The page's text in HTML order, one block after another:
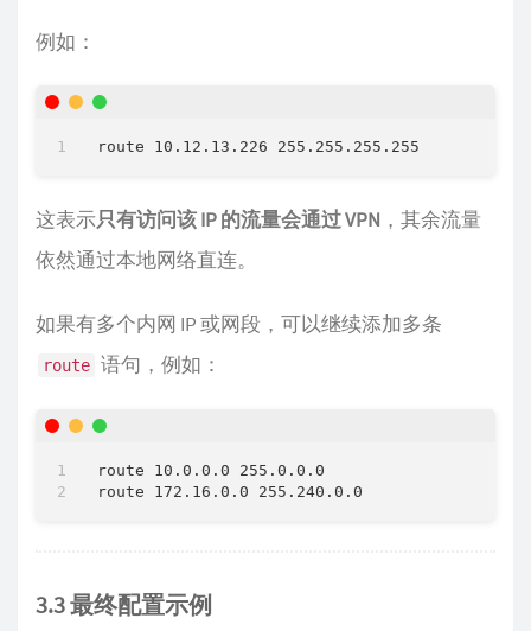
例如：
这表示只有访问该 IP 的流量会通过 VPN ，其余流量
依然通过本地网络直连。
如果有多个内网 IP 或网段，可以继续添加多条
route 语句，例如：
route 10.0.0.0 255.0.0.0
3.3 最终配置示例